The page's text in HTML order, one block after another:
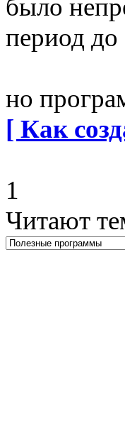
было
период до
но
[ Как
1
Читают